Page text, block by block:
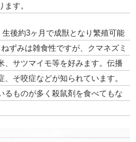
す。
後約3ヶ月で成獣となり繁殖可能
ずみは雑食性ですが、クマネズミ
、サツマイモ等を好みます。伝播
そ咬症などが知られています。
るものが多く殺鼠剤を食べてもな